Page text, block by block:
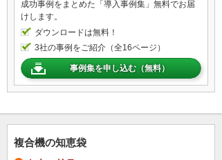
成功事例をまとめた「導入事例集」無料でお届
けします。
ダウンロードは無料！
3社の事例をご紹介（全16ページ）
事例集を申し込む（無料）
複合機の知恵袋